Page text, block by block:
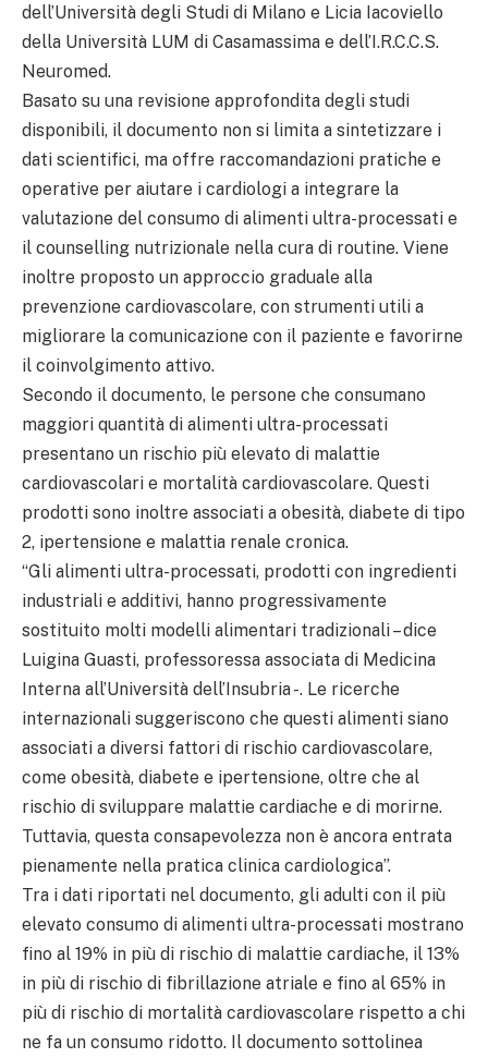
dell’Università degli Studi di Milano e Licia Iacoviello
della Università LUM di Casamassima e dell’I.R.C.C.S.
Neuromed.
Basato su una revisione approfondita degli studi
disponibili, il documento non si limita a sintetizzare i
dati scientifici, ma offre raccomandazioni pratiche e
operative per aiutare i cardiologi a integrare la
valutazione del consumo di alimenti ultra-processati e
il counselling nutrizionale nella cura di routine. Viene
inoltre proposto un approccio graduale alla
prevenzione cardiovascolare, con strumenti utili a
migliorare la comunicazione con il paziente e favorirne
il coinvolgimento attivo.
Secondo il documento, le persone che consumano
maggiori quantità di alimenti ultra-processati
presentano un rischio più elevato di malattie
cardiovascolari e mortalità cardiovascolare. Questi
prodotti sono inoltre associati a obesità, diabete di tipo
2, ipertensione e malattia renale cronica.
“Gli alimenti ultra-processati, prodotti con ingredienti
industriali e additivi, hanno progressivamente
sostituito molti modelli alimentari tradizionali – dice
Luigina Guasti, professoressa associata di Medicina
Interna all’Università dell’Insubria -. Le ricerche
internazionali suggeriscono che questi alimenti siano
associati a diversi fattori di rischio cardiovascolare,
come obesità, diabete e ipertensione, oltre che al
rischio di sviluppare malattie cardiache e di morirne.
Tuttavia, questa consapevolezza non è ancora entrata
pienamente nella pratica clinica cardiologica”.
Tra i dati riportati nel documento, gli adulti con il più
elevato consumo di alimenti ultra-processati mostrano
fino al 19% in più di rischio di malattie cardiache, il 13%
in più di rischio di fibrillazione atriale e fino al 65% in
più di rischio di mortalità cardiovascolare rispetto a chi
ne fa un consumo ridotto. Il documento sottolinea